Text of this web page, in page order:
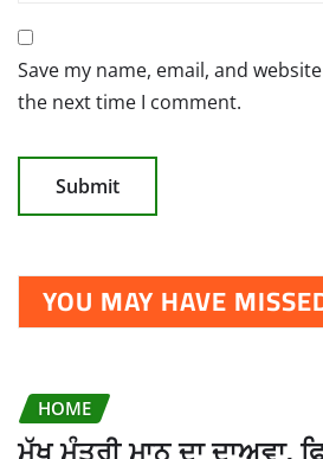
Save my name, email, and
the next time I comment.
YOU MAY HAVE
HOME